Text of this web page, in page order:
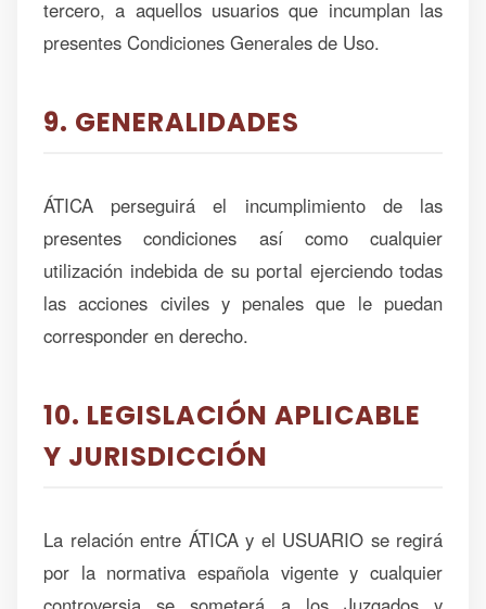
tercero, a aquellos usuarios que incumplan las
presentes Condiciones Generales de Uso.
9. GENERALIDADES
ÁTICA perseguirá el incumplimiento de las
presentes condiciones así como cualquier
utilización indebida de su portal ejerciendo todas
las acciones civiles y penales que le puedan
corresponder en derecho.
10. LEGISLACIÓN APLICABLE
Y JURISDICCIÓN
La relación entre ÁTICA y el USUARIO se regirá
por la normativa española vigente y cualquier